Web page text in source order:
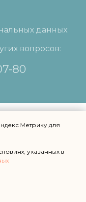
Метрику для
указанных в
данных
вопросов:
80